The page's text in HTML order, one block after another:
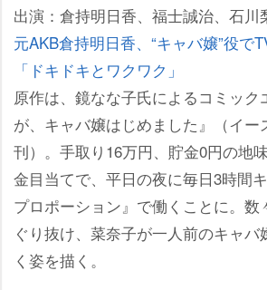
出演：倉持明日香、福士誠治、石川
元AKB倉持明日香、“キャバ嬢”役で
「ドキドキとワクワク」
原作は、鏡なな子氏によるコミック
が、キャバ嬢はじめました』（イー
刊）。手取り16万円、貯金0円の地
金目当てで、平日の夜に毎日3時間
プロポーション』で働くことに。数
ぐり抜け、菜奈子が一人前のキャ
く姿を描く。